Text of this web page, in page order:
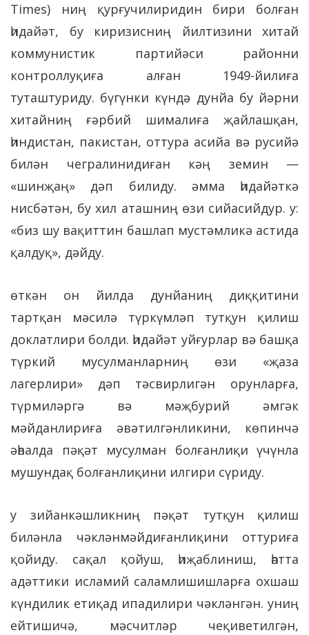
Times) ниң қурғучилиридин бири болған
һидайәт, бу киризисниң йилтизини хитай
коммунистик партийәси районни
контроллуқиға алған 1949-йилиға
туташтуриду. бүгүнки күндә дунйа бу йәрни
хитайниң ғәрбий шималиға җайлашқан,
һиндистан, пакистан, оттура асийа вә русийә
билән чегралинидиған кәң земин —
«шинҗаң» дәп билиду. әмма һидайәткә
нисбәтән, бу хил аташниң өзи сийасийдур. у:
«биз шу вақиттин башлап мустәмликә астида
қалдуқ», дәйду.
өткән он йилда дунйаниң диққитини
тартқан мәсилә түркүмләп тутқун қилиш
доклатлири болди. һидайәт уйғурлар вә башқа
түркий мусулманларниң өзи «җаза
лагерлири» дәп тәсвирлигән орунларға,
түрмиләргә вә мәҗбурий әмгәк
мәйданлириға әвәтилгәнликини, көпинчә
әһвалда пәқәт мусулман болғанлиқи үчүнла
мушундақ болғанлиқини илгири сүриду.
у зийанкәшликниң пәқәт тутқун қилиш
биләнла чәкләнмәйдиғанлиқини оттуриға
қойиду. сақал қойуш, һиҗаблиниш, һәтта
адәттики исламий саламлишишларға охшаш
күндилик етиқад ипадилири чәкләнгән. униң
ейтишичә, мәсчитләр чеқиветилгән,